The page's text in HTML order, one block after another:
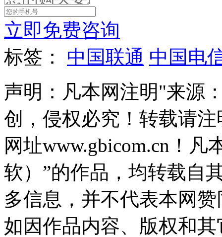
立即免费咨询
标签：
中国联通 中国电
声明：凡本网注明"来源
创，侵权必究！转载请
网址www.gbicom.cn！
软）”的作品，均转载自
多信息，并不代表本网
如因作品内容、版权和